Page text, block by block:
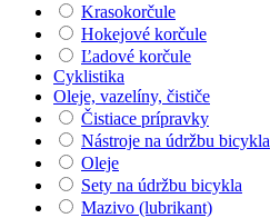
Krasokorčule
Hokejové korčule
Ľadové korčule
Cyklistika
Oleje, vazelíny, čističe
Čistiace prípravky
Nástroje na údržbu bicykla
Oleje
Sety na údržbu bicykla
Mazivo (lubrikant)